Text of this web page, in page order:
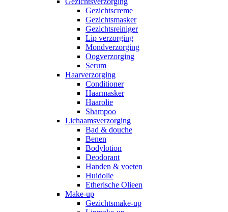
Gezichtscreme
Gezichtsmasker
Gezichtsreiniger
Lip verzorging
Mondverzorging
Oogverzorging
Serum
Haarverzorging
Conditioner
Haarmasker
Haarolie
Shampoo
Lichaamsverzorging
Bad & douche
Benen
Bodylotion
Deodorant
Handen & voeten
Huidolie
Etherische Olieen
Make-up
Gezichtsmake-up